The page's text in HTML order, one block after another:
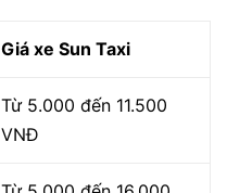
Giá xe Sun Taxi
Từ 5.000 đến 11.500
VNĐ